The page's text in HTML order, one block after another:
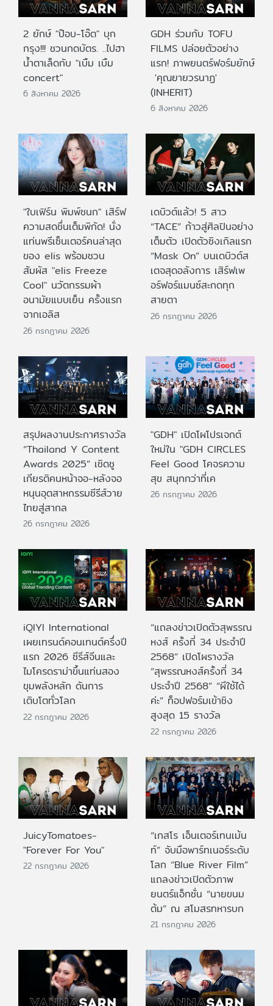
2 ยักษ์ "ป๊อบ-โอ๊ต" บุก
กรุง!!! ชวนกดบัตร. ..ไปฮา
น้ำตาเล็ดกับ "เบิ้ม เบิ้ม
concert"
6 สิงหาคม 2026
GDH ร่วมกับ TOFU
FILMS ปล่อยตัวอย่าง
แรก! ภาพยนตร์ฟอร์มยักษ์
'คุณยายวรนาฏ'
(INHERIT)
6 สิงหาคม 2026
"ใบเฟิร์น พิมพ์ชนก" เสิร์ฟ
ความสดชื่นเต็มพิกัด! นั่ง
แท่นพรีเซ็นเตอร์คนล่าสุด
ของ elis พร้อมชวน
สัมผัส "elis Freeze
Cool" นวัตกรรมผ้า
อนามัยแบบเย็น ครั้งแรก
จากเอลิส
26 กรกฎาคม 2026
เดบิวต์แล้ว! 5 สาว
“TACE” ก้าวสู่ศิลปินอย่าง
เต็มตัว เปิดตัวซิงเกิลแรก
“Mask On” บนเดบิวต์ส
เตจสุดอลังการ เสิร์ฟเพ
อร์ฟอร์แมนซ์สะกดทุก
สายตา
26 กรกฎาคม 2026
สรุปผลงานประกาศรางวัล
“Thailand Y Content
Awards 2025” เชิดชู
เกียรติคนหน้าจอ-หลังจอ
หนุนอุตสาหกรรมซีรีส์วาย
ไทยสู่สากล
26 กรกฎาคม 2026
"GDH" เปิดโผโปรเจกต์
ใหม่ใน "GDH CIRCLES
Feel Good โคจรความ
สุข สนุกกว่าที่เค
26 กรกฎาคม 2026
iQIYI International
เผยเทรนด์คอนเทนต์ครึ่งปี
แรก 2026 ซีรีส์จีนและ
ไมโครดราม่าขึ้นแท่นสอง
ขุมพลังหลัก ดันการ
เติบโตทั่วโลก
22 กรกฎาคม 2026
“แถลงข่าวเปิดตัวสุพรรณ
หงส์ ครั้งที่ 34 ประจำปี
2568” เปิดโผรางวัล
“สุพรรณหงส์ครั้งที่ 34
ประจำปี 2568” “ผีใช้ได้
ค่ะ” ท็อปฟอร์มเข้าชิง
สูงสุด 15 รางวัล
22 กรกฎาคม 2026
JuicyTomatoes-
"Forever For You"
22 กรกฎาคม 2026
“เกสโร เอ็นเตอร์เทนเม้น
ท์” จับมือพาร์ทเนอร์ระดับ
โลก “Blue River Film”
แถลงข่าวเปิดตัวภาพ
ยนตร์แอ็กชั่น “นายขนม
ต้ม” ณ สโมสรทหารบก
21 กรกฎาคม 2026